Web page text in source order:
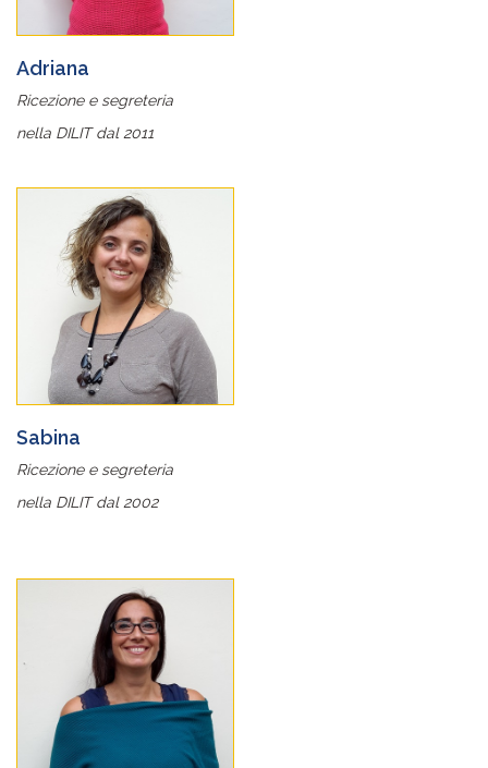
Adriana
Ricezione e segreteria
nella DILIT dal 2011
Sabina
Ricezione e segreteria
nella DILIT dal 2002